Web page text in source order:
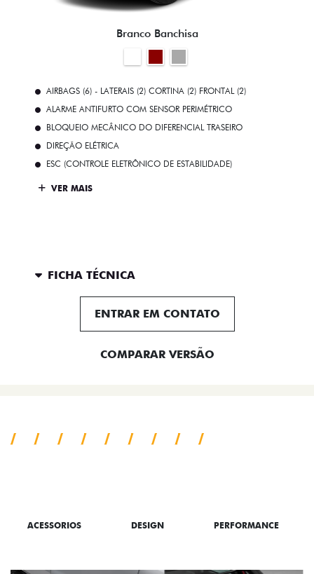
Branco Banchisa
AIRBAGS (6) - LATERAIS (2) CORTINA (2) FRONTAL (2)
ALARME ANTIFURTO COM SENSOR PERIMÉTRICO
BLOQUEIO MECÂNICO DO DIFERENCIAL TRASEIRO
DIREÇÃO ELÉTRICA
ESC (CONTROLE ELETRÔNICO DE ESTABILIDADE)
VER MAIS
FICHA TÉCNICA
ENTRAR EM CONTATO
COMPARAR VERSÃO
ACESSORIOS DESIGN PERFORMANCE